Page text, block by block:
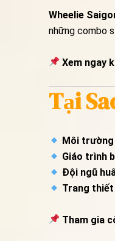
Wheelie
những combo
Xem ngay
Tại
Môi trường
Giáo trình
Đội ngũ
Trang
Tham gia